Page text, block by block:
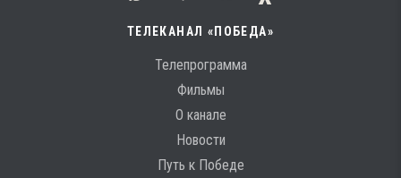
ТЕЛЕКАНАЛ «ПОБЕДА»
Телепрограмма
Фильмы
О канале
Новости
Путь к Победе